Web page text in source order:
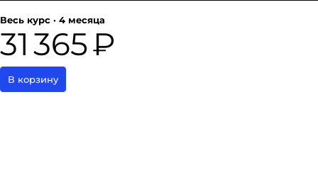
Весь курс · 4 месяца
31 365 ₽
В корзину